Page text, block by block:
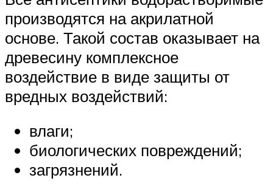
производятся на акрилатной
основе. Такой состав оказывает на
древесину комплексное
воздействие в виде защиты от
вредных воздействий:
влаги;
биологических повреждений;
загрязнений.